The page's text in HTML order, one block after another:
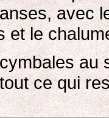
avec
et le
au
ce qui